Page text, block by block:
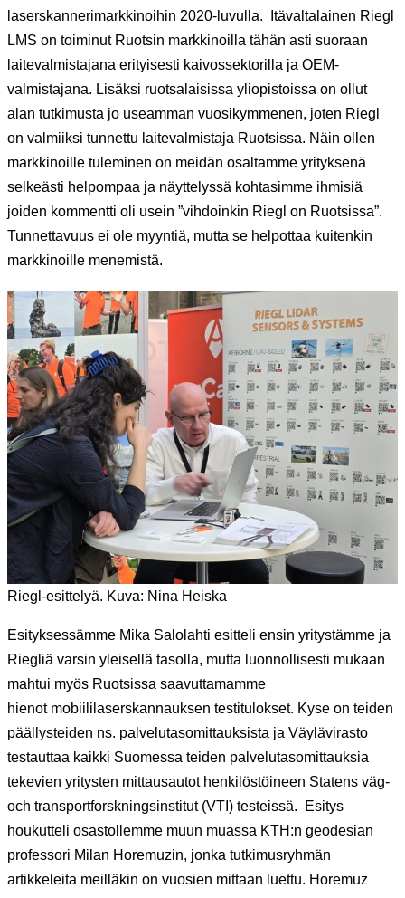
laserskannerimarkkinoihin 2020-luvulla. Itävaltalainen Riegl
LMS on toiminut Ruotsin markkinoilla tähän asti suoraan
laitevalmistajana erityisesti kaivossektorilla ja OEM-
valmistajana. Lisäksi ruotsalaisissa yliopistoissa on ollut
alan tutkimusta jo useamman vuosikymmenen, joten Riegl
on valmiiksi tunnettu laitevalmistaja Ruotsissa. Näin ollen
markkinoille tuleminen on meidän osaltamme yrityksenä
selkeästi helpompaa ja näyttelyssä kohtasimme ihmisiä
joiden kommentti oli usein ”vihdoinkin Riegl on Ruotsissa”.
Tunnettavuus ei ole myyntiä, mutta se helpottaa kuitenkin
markkinoille menemistä.
Riegl-esittelyä. Kuva: Nina Heiska
Esityksessämme Mika Salolahti esitteli ensin yritystämme ja
Riegliä varsin yleisellä tasolla, mutta luonnollisesti mukaan
mahtui myös Ruotsissa saavuttamamme
hienot mobiililaserskannauksen testitulokset. Kyse on teiden
päällysteiden ns. palvelutasomittauksista ja Väylävirasto
testauttaa kaikki Suomessa teiden palvelutasomittauksia
tekevien yritysten mittausautot henkilöstöineen Statens väg-
och transportforskningsinstitut (VTI) testeissä. Esitys
houkutteli osastollemme muun muassa KTH:n geodesian
professori Milan Horemuzin, jonka tutkimusryhmän
artikkeleita meilläkin on vuosien mittaan luettu. Horemuz